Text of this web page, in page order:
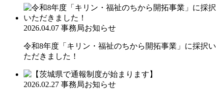
2026.04.07 事務局お知らせ
令和8年度「キリン・福祉のちから開拓事業」に採択い
ただきました！
2026.02.27 事務局お知らせ